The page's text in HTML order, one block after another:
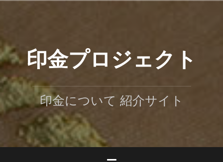
ツ
へ
ス
キ
ッ
印金プロジェクト
印金について 紹介サイト